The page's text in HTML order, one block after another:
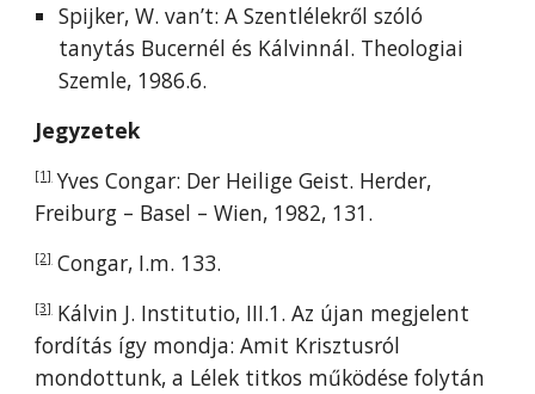
Spijker, W. van’t: A Szentlélekről szóló
tanytás Bucernél és Kálvinnál. Theologiai
Szemle, 1986.6.
Jegyzetek
[1]Yves Congar: Der Heilige Geist. Herder,
Freiburg – Basel – Wien, 1982, 131.
[2]Congar, I.m. 133.
[3]Kálvin J. Institutio, III.1. Az újan megjelent
fordítás így mondja: Amit Krisztusról
mondottunk, a Lélek titkos működése folytán